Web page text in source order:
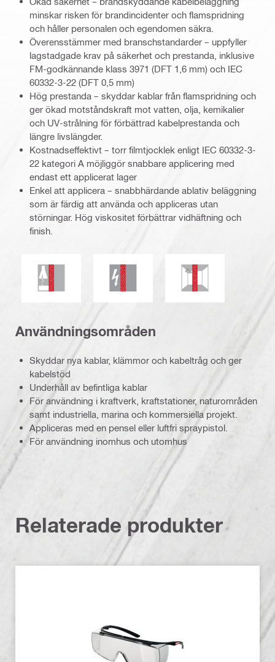
minskar risken för brandincidenter och flamspridning
och håller personalen och egendomen säkra.
Överensstämmer med branschstandarder – uppfyller
lagstadgade krav på säkerhet och prestanda, inklusive
FM-godkännande klass 3971 (DFT 1,6 mm) och IEC
60332-3-22 (DFT 0,5 mm)
Hög prestanda – skyddar kablar från flamspridning och
ger ökad motståndskraft mot vatten, olja, kemikalier
och UV-strålning för förbättrad kabelprestanda och
längre livslängder.
Kostnadseffektivt – torr filmtjocklek enligt IEC 60332-3-
22 kategori A möjliggör snabbare applicering med
endast ett applicerat lager
Enkel att applicera – snabbhärdande ablativ beläggning
som är färdig att använda och appliceras utan
störningar. Hög viskositet förbättrar vidhäftning och
finish.
Kemiskt motståndElektriskt motståndMögel- och
Användningsområden
Skyddar nya kablar, klämmor och kabeltråg och ger
kabelstöd
Underhåll av befintliga kablar
För användning i kraftverk, kraftstationer, naturområden
samt industriella, marina och kommersiella projekt.
Appliceras med en pensel eller luftfri spraypistol.
För användning inomhus och utomhus
Relaterade produkter